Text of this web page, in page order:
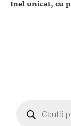
Inel unicat, cu